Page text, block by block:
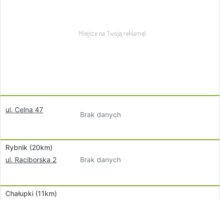
ul. Celna 47
Brak danych
Rybnik (20km)
ul. Raciborska 2
Brak danych
Chałupki (11km)